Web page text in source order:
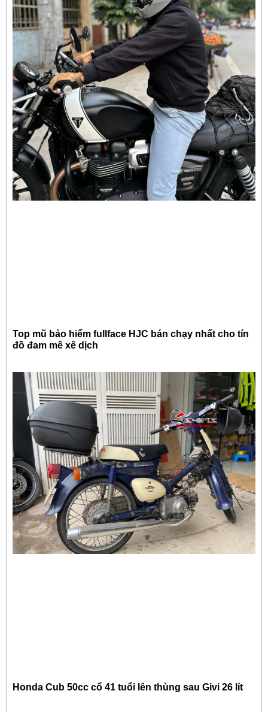
Top mũ bảo hiểm fullface HJC bán chạy nhất cho tín
đồ đam mê xê dịch
Honda Cub 50cc cổ 41 tuổi lên thùng sau Givi 26 lít